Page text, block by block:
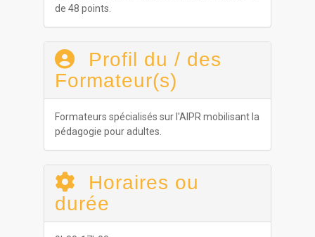
de 48 points.
Profil du / des
Formateur(s)
Formateurs spécialisés sur l'AIPR mobilisant la
pédagogie pour adultes.
Horaires ou
durée